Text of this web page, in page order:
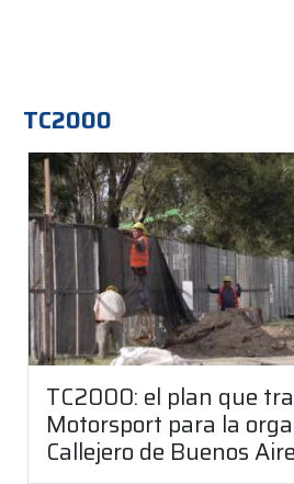
TC2000
TC2000: el plan que
Motorsport para la
Callejero de Buenos